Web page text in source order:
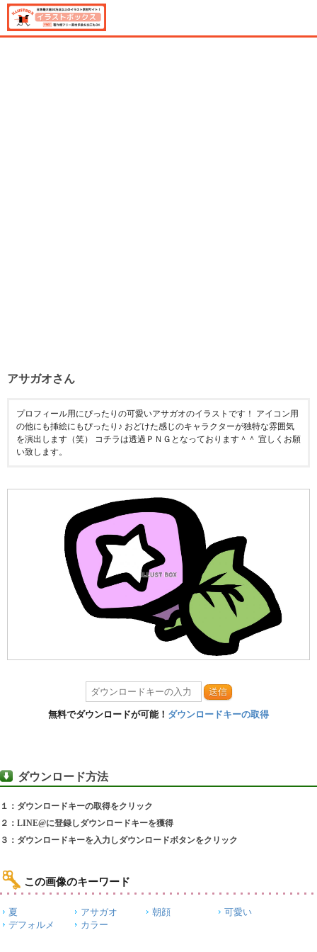
アサガオさん
プロフィール用にぴったりの可愛いアサガオのイラストです！ アイコン用
の他にも挿絵にもぴったり♪ おどけた感じのキャラクターが独特な雰囲気
を演出します（笑） コチラは透過ＰＮＧとなっております＾＾ 宜しくお願
い致します。
送信
無料でダウンロードが可能！ ダウンロードキーの取得
ダウンロード方法
１：ダウンロードキーの取得をクリック
２：LINE@に登録しダウンロードキーを獲得
３：ダウンロードキーを入力しダウンロードボタンをクリック
この画像のキーワード
夏 アサガオ 朝顔
可愛い
デフォルメ
カラー